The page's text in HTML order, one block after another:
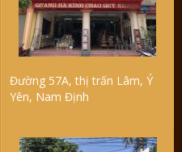
Đường 57A, thị trấn Lâm, Ý
Yên, Nam Định